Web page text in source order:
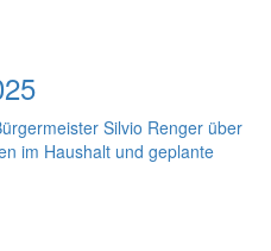
Silvio Renger über
im Haushalt und geplante